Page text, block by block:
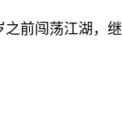
前闯荡江湖，